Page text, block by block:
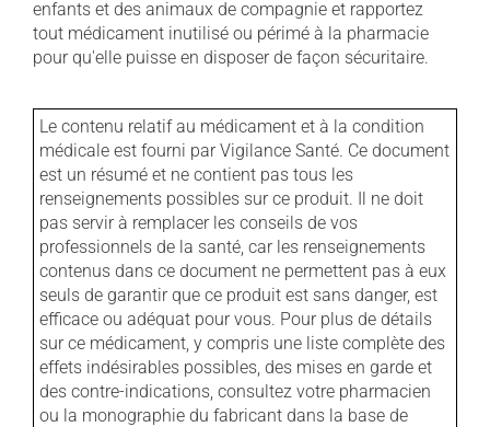
enfants et des animaux de compagnie et rapportez
tout médicament inutilisé ou périmé à la pharmacie
pour qu'elle puisse en disposer de façon sécuritaire.
Le contenu relatif au médicament et à la condition
médicale est fourni par Vigilance Santé. Ce document
est un résumé et ne contient pas tous les
renseignements possibles sur ce produit. Il ne doit
pas servir à remplacer les conseils de vos
professionnels de la santé, car les renseignements
contenus dans ce document ne permettent pas à eux
seuls de garantir que ce produit est sans danger, est
efficace ou adéquat pour vous. Pour plus de détails
sur ce médicament, y compris une liste complète des
effets indésirables possibles, des mises en garde et
des contre-indications, consultez votre pharmacien
ou la monographie du fabricant dans la base de